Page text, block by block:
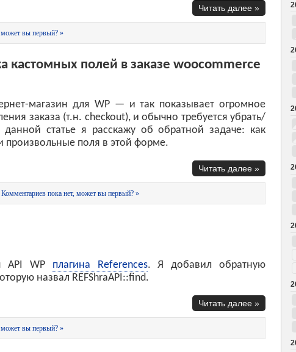
Читать далее »
может вы первый? »
кастомных полей в заказе woocommerce
магазин для WP — и так показывает огромное
заказа (т.н. checkout), и обычно требуется убрать/
статье я расскажу об обратной задаче: как
произвольные поля в этой форме.
Читать далее »
Комментариев пока нет, может вы первый? »
API WP плагина References. Я добавил обратную
назвал REFShraAPI::find.
Читать далее »
может вы первый? »